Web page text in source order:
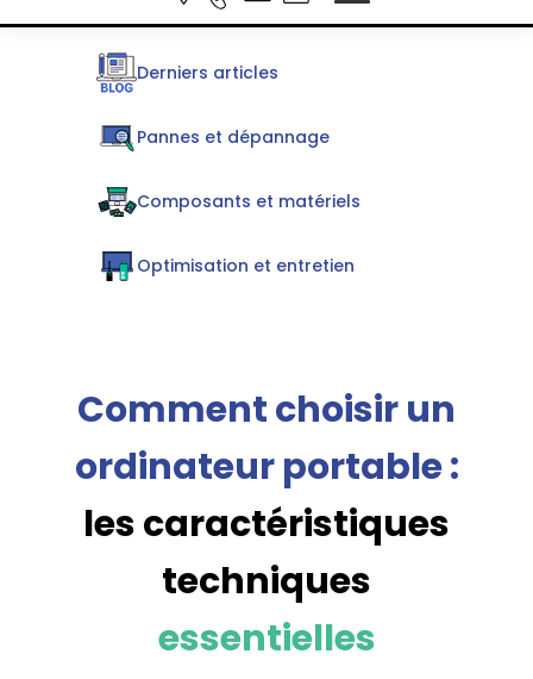
Derniers articles
Pannes et dépannage
Composants et matériels
Optimisation et entretien
Comment choisir un
ordinateur portable :
les caractéristiques
techniques
essentielles